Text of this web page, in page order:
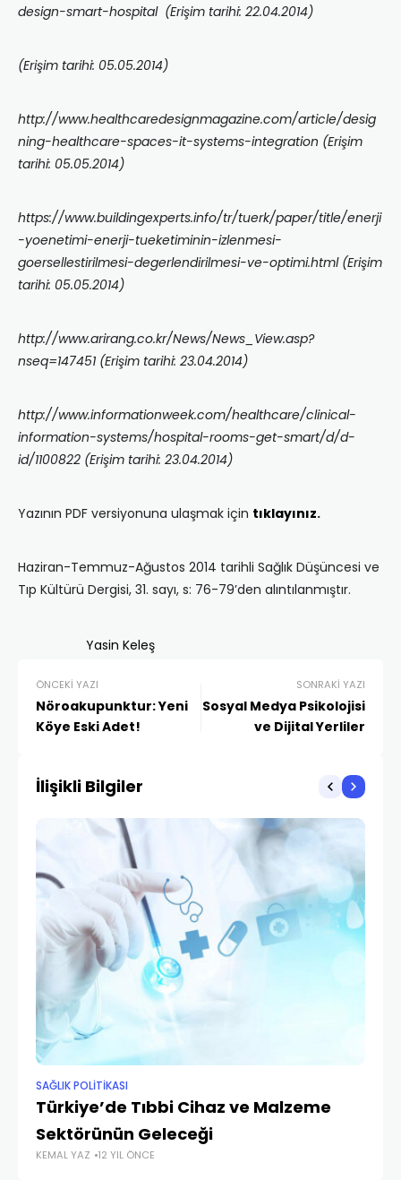
design-smart-hospital (Erişim tarihi: 22.04.2014)
(Erişim tarihi: 05.05.2014)
http://www.healthcaredesignmagazine.com/article/desig
ning-healthcare-spaces-it-systems-integration (Erişim
tarihi: 05.05.2014)
https://www.buildingexperts.info/tr/tuerk/paper/title/enerji
-yoenetimi-enerji-tueketiminin-izlenmesi-
goersellestirilmesi-degerlendirilmesi-ve-optimi.html (Erişim
tarihi: 05.05.2014)
http://www.arirang.co.kr/News/News_View.asp?
nseq=147451 (Erişim tarihi: 23.04.2014)
http://www.informationweek.com/healthcare/clinical-
information-systems/hospital-rooms-get-smart/d/d-
id/1100822 (Erişim tarihi: 23.04.2014)
Yazının PDF versiyonuna ulaşmak için tıklayınız.
Haziran-Temmuz-Ağustos 2014 tarihli Sağlık Düşüncesi ve
Tıp Kültürü Dergisi, 31. sayı, s: 76-79’den alıntılanmıştır.
Yasin Keleş
ÖNCEKI YAZI
Nöroakupunktur: Yeni
Köye Eski Adet!
SONRAKI YAZI
Sosyal Medya Psikolojisi
ve Dijital Yerliler
İlişikli Bilgiler
SAĞLIK POLITIKASI
Türkiye’de Tıbbi Cihaz ve Malzeme
Sektörünün Geleceği
KEMAL YAZ 12 YIL ÖNCE